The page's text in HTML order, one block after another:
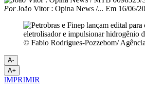
PorJoão Vitor : Opina News /... Em 16/06/
© Fabio Rodrigues-Pozzebom/
A-
A+
IMPRIMIR